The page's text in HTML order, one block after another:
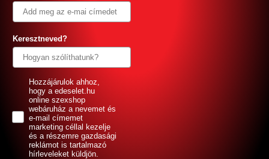
Keresztneved?
GDPRHozzájárulok ahhoz,
hogy a edeselet.hu
online szexshop
webáruház a nevemet és
e-mail címemet
marketing céllal kezelje
és a részemre gazdasági
reklámot is tartalmazó
hírleveleket küldjön.